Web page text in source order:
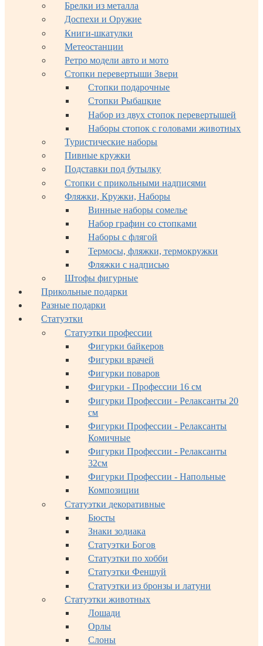
Брелки из металла
Доспехи и Оружие
Книги-шкатулки
Метеостанции
Ретро модели авто и мото
Стопки перевертыши Звери
Стопки подарочные
Стопки Рыбацкие
Набор из двух стопок перевертышей
Наборы стопок с головами животных
Туристические наборы
Пивные кружки
Подставки под бутылку
Стопки с прикольными надписями
Фляжки, Кружки, Наборы
Винные наборы сомелье
Набор графин со стопками
Наборы с флягой
Термосы, фляжки, термокружки
Фляжки с надписью
Штофы фигурные
Прикольные подарки
Разные подарки
Статуэтки
Статуэтки профессии
Фигурки байкеров
Фигурки врачей
Фигурки поваров
Фигурки - Профессии 16 см
Фигурки Профессии - Релаксанты 20
см
Фигурки Профессии - Релаксанты
Комичные
Фигурки Профессии - Релаксанты
32см
Фигурки Профессии - Напольные
Композиции
Статуэтки декоративные
Бюсты
Знаки зодиака
Статуэтки Богов
Статуэтки по хобби
Статуэтки Феншуй
Статуэтки из бронзы и латуни
Статуэтки животных
Лошади
Орлы
Слоны